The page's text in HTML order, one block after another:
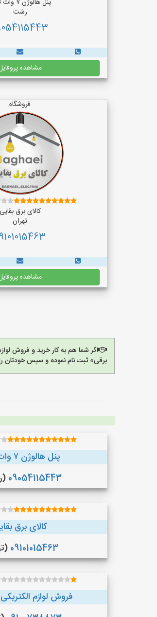
پنل هالوژن ۷ وات توکار
رشت
مشاهده
فروشگاه
کالای برق بقایی
تهران
مشاهده
اگر شما هم به کار خرید و فروش
برقی» ثبت نام نموده و سپس خودتان
پنل هالوژن ۷ وات توکار
09054115443
کالای برق
09101015463
فروش لوازم الکتریکی